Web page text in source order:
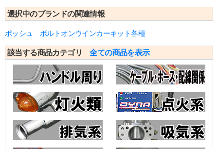
選択中のブランドの関連情報
ポッシュ ボルトオンウインカーキット各種
該当する商品カテゴリ全ての商品を表示